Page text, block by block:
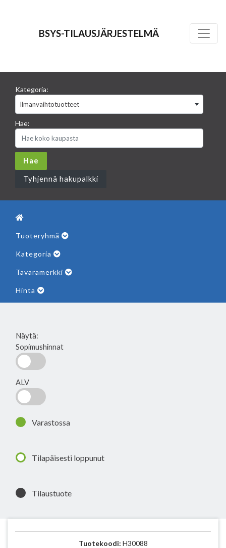
BSYS-TILAUSJÄRJESTELMÄ
Kategoria:
Ilmanvaihtotuotteet
Hae:
Tyhjennä hakupalkki
Tuoteryhmä
Kategoria
Tavaramerkki
Hinta
Näytä:
Sopimushinnat
ALV
Varastossa
Tilapäisesti loppunut
Tilaustuote
Tuotekoodi: H30088